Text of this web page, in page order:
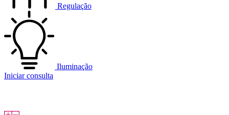
Regulação
Iluminação
Iniciar consulta